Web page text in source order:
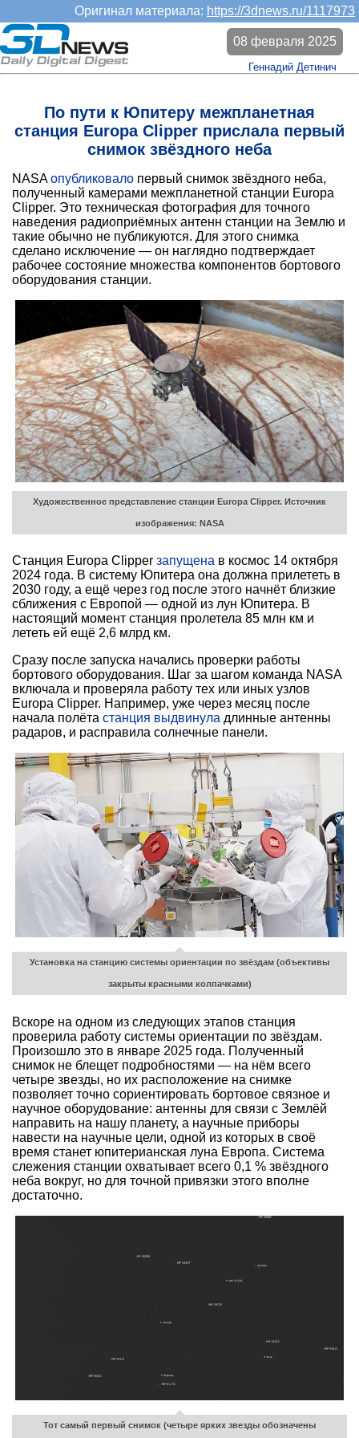
Оригинал материала: https://3dnews.ru/1117973
По пути к Юпитеру межпланетная
станция Europa Clipper прислала первый
снимок звёздного неба
08 февраля 2025
Геннадий Детинич
NASAопубликовало первый снимок звёздного неба,
полученный камерами межпланетной станции Europa
Clipper. Это техническая фотография для точного
наведения радиоприёмных антенн станции на Землю и
такие обычно не публикуются. Для этого снимка
сделано исключение — он наглядно подтверждает
рабочее состояние множества компонентов бортового
оборудования станции.
Художественное представление станции Europa Clipper. Источник
изображения: NASA
Станция Europa Clipper запущена в космос 14 октября
2024 года. В систему Юпитера она должна прилететь в
2030 году, а ещё через год после этого начнёт близкие
сближения с Европой — одной из лун Юпитера. В
настоящий момент станция пролетела 85 млн км и
лететь ей ещё 2,6 млрд км.
Сразу после запуска начались проверки работы
бортового оборудования. Шаг за шагом команда NASA
включала и проверяла работу тех или иных узлов
Europa Clipper. Например, уже через месяц после
начала полёта станция выдвинула длинные антенны
радаров, и расправила солнечные панели.
Установка на станцию системы ориентации по звёздам (объективы
закрыты красными колпачками)
Вскоре на одном из следующих этапов станция
проверила работу системы ориентации по звёздам.
Произошло это в январе 2025 года. Полученный
снимок не блещет подробностями — на нём всего
четыре звезды, но их расположение на снимке
позволяет точно сориентировать бортовое связное и
научное оборудование: антенны для связи с Землёй
направить на нашу планету, а научные приборы
навести на научные цели, одной из которых в своё
время станет юпитерианская луна Европа. Система
слежения станции охватывает всего 0,1 % звёздного
неба вокруг, но для точной привязки этого вполне
достаточно.
Тот самый первый снимок (четыре ярких звезды обозначены